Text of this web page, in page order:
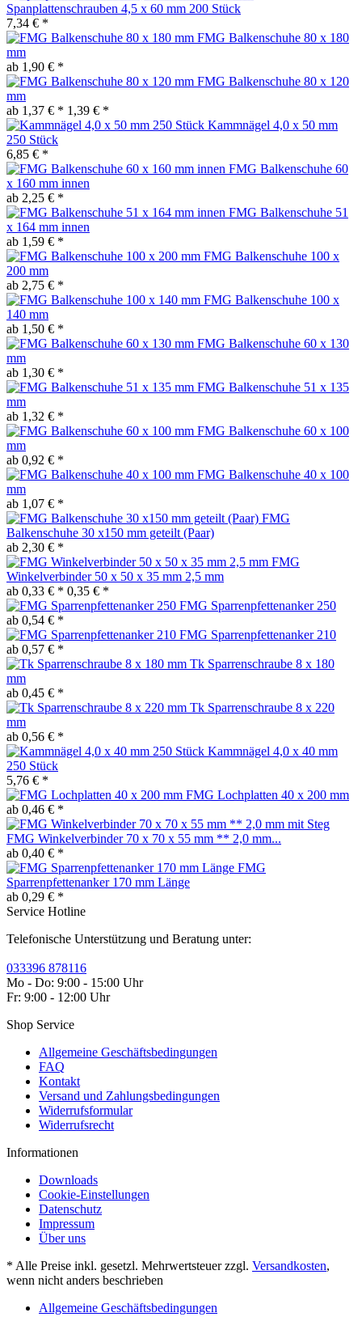
Spanplattenschrauben 4,5 x 60 mm 200 Stück
7,34 € *
FMG Balkenschuhe 80 x 180
mm
ab 1,90 € *
FMG Balkenschuhe 80 x 120
mm
ab 1,37 € * 1,39 € *
Kammnägel 4,0 x 50 mm
250 Stück
6,85 € *
FMG Balkenschuhe 60
x 160 mm innen
ab 2,25 € *
FMG Balkenschuhe 51
x 164 mm innen
ab 1,59 € *
FMG Balkenschuhe 100 x
200 mm
ab 2,75 € *
FMG Balkenschuhe 100 x
140 mm
ab 1,50 € *
FMG Balkenschuhe 60 x 130
mm
ab 1,30 € *
FMG Balkenschuhe 51 x 135
mm
ab 1,32 € *
FMG Balkenschuhe 60 x 100
mm
ab 0,92 € *
FMG Balkenschuhe 40 x 100
mm
ab 1,07 € *
FMG
Balkenschuhe 30 x150 mm geteilt (Paar)
ab 2,30 € *
FMG
Winkelverbinder 50 x 50 x 35 mm 2,5 mm
ab 0,33 € * 0,35 € *
FMG Sparrenpfettenanker 250
ab 0,54 € *
FMG Sparrenpfettenanker 210
ab 0,57 € *
Tk Sparrenschraube 8 x 180
mm
ab 0,45 € *
Tk Sparrenschraube 8 x 220
mm
ab 0,56 € *
Kammnägel 4,0 x 40 mm
250 Stück
5,76 € *
FMG Lochplatten 40 x 200 mm
ab 0,46 € *
FMG Winkelverbinder 70 x 70 x 55 mm ** 2,0 mm...
ab 0,40 € *
FMG
Sparrenpfettenanker 170 mm Länge
ab 0,29 € *
Service Hotline
Telefonische Unterstützung und Beratung unter:
033396 878116
Mo - Do: 9:00 - 15:00 Uhr
Fr: 9:00 - 12:00 Uhr
Shop Service
Allgemeine Geschäftsbedingungen
FAQ
Kontakt
Versand und Zahlungsbedingungen
Widerrufsformular
Widerrufsrecht
Informationen
Downloads
Cookie-Einstellungen
Datenschutz
Impressum
Über uns
* Alle Preise inkl. gesetzl. Mehrwertsteuer zzgl. Versandkosten,
wenn nicht anders beschrieben
Allgemeine Geschäftsbedingungen